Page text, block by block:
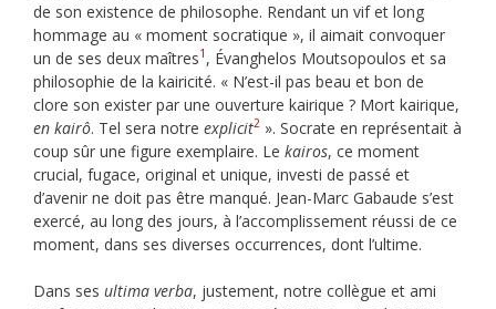
de son existence de philosophe. Rendant un vif et long
hommage au « moment socratique », il aimait convoquer
un de ses deux maîtres1 , Évanghelos Moutsopoulos et sa
philosophie de la kairicité. « N’est-il pas beau et bon de
clore son exister par une ouverture kairique ? Mort kairique,
en kairô. Tel sera notre explicit2 ». Socrate en représentait à
coup sûr une figure exemplaire. Le kairos, ce moment
crucial, fugace, original et unique, investi de passé et
d’avenir ne doit pas être manqué. Jean-Marc Gabaude s’est
exercé, au long des jours, à l’accomplissement réussi de ce
moment, dans ses diverses occurrences, dont l’ultime.
Dans ses ultima verba, justement, notre collègue et ami